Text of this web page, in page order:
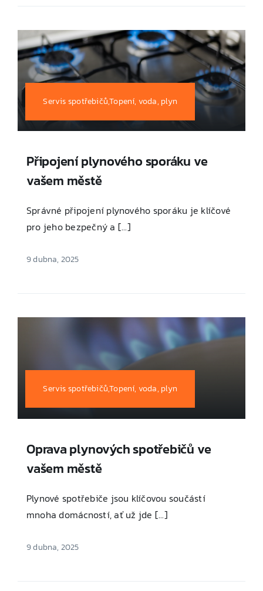
Servis spotřebičů,Topení, voda, plyn
Připojení plynového sporáku ve
vašem městě
Správné připojení plynového sporáku je klíčové
pro jeho bezpečný a [...]
9 dubna, 2025
Servis spotřebičů,Topení, voda, plyn
Oprava plynových spotřebičů ve
vašem městě
Plynové spotřebiče jsou klíčovou součástí
mnoha domácností, ať už jde [...]
9 dubna, 2025